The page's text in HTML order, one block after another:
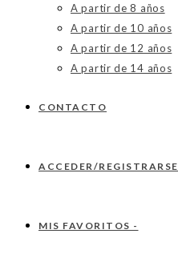
A partir de 8 años
A partir de 10 años
A partir de 12 años
A partir de 14 años
CONTACTO
ACCEDER/REGISTRARSE
MIS FAVORITOS -